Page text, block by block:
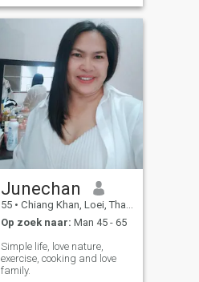
Junechan
55 • Chiang Khan, Loei, Thailand
Op zoek naar: Man 45 - 65
Simple life, love nature,
exercise, cooking and love
family.